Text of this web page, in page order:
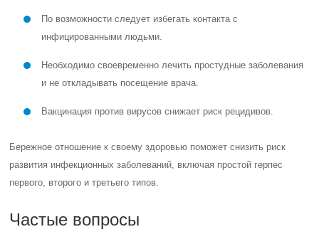
По возможности следует избегать контакта с
инфицированными людьми.
Необходимо своевременно лечить простудные заболевания
и не откладывать посещение врача.
Вакцинация против вирусов снижает риск рецидивов.
Бережное отношение к своему здоровью поможет снизить риск
развития инфекционных заболеваний, включая простой герпес
первого, второго и третьего типов.
Частые вопросы